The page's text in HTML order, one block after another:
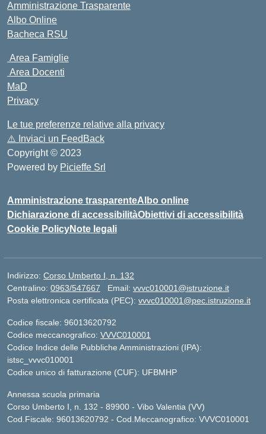
Amministrazione Trasparente
Albo Online
Bacheca RSU
Area Famiglie
Area Docenti
MaD
Privacy
Le tue preferenze relative alla privacy
⚠️ Inviaci un FeedBack
Copyright © 2023
Powered by Picieffe Srl
Amministrazione trasparenteAlbo online
Dichiarazione di accessibilitàObiettivi di accessibilità
Cookie PolicyNote legali
Indirizzo: Corso Umberto I, n. 132
Centralino: 0963/547667 Email: vvvc010001@istruzione.it
Posta elettronica certificata (PEC): vvvc010001@pec.istruzione.it
Codice fiscale: 96013620792
Codice meccanografico: VVVC010001
Codice Indice delle Pubbliche Amministrazioni (IPA):
istsc_vvvc010001
Codice unico di fatturazione (CUF): UFBMHP
Annessa scuola primaria
Corso Umberto I, n. 132 - 89900 - Vibo Valentia (VV)
Cod.Fiscale: 96013620792 - Cod.Meccanografico: VVVC010001